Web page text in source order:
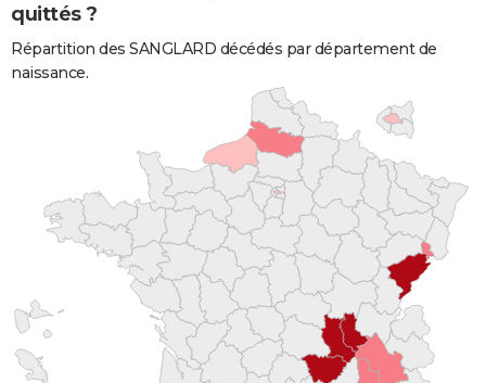
quittés ?
Répartition des SANGLARD décédés par département de
naissance.